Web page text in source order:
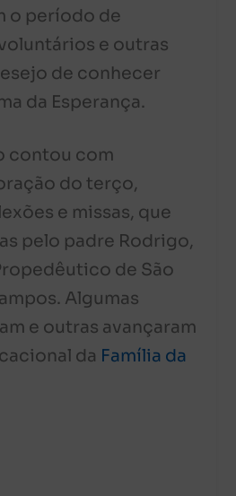
o período de
e outras
de conhecer
da Esperança.
contou com
do terço,
e missas, que
pelo padre Rodrigo,
de São
Algumas
e outras avançaram
da Família da